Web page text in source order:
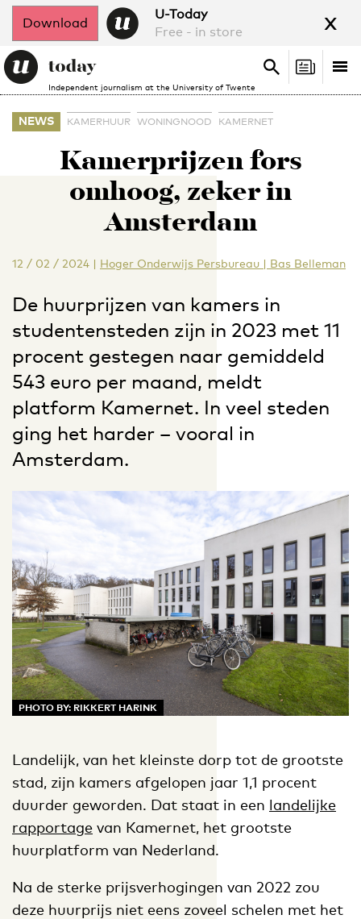
Download
U-Today
Free - in store
x
Independent journalism at the University of Twente
Search
Search
NEWS KAMERHUUR WONINGNOOD KAMERNET
Kamerprijzen fors
omhoog, zeker in
Amsterdam
12 / 02 / 2024 | Hoger Onderwijs Persbureau | Bas Belleman
De huurprijzen van kamers in
studentensteden zijn in 2023 met 11
procent gestegen naar gemiddeld
543 euro per maand, meldt
platform Kamernet. In veel steden
ging het harder – vooral in
Amsterdam.
PHOTO BY: RIKKERT HARINK
Landelijk, van het kleinste dorp tot de grootste
stad, zijn kamers afgelopen jaar 1,1 procent
duurder geworden. Dat staat in een landelijke
rapportage van Kamernet, het grootste
huurplatform van Nederland.
Na de sterke prijsverhogingen van 2022 zou
deze huurprijs niet eens zoveel schelen met het